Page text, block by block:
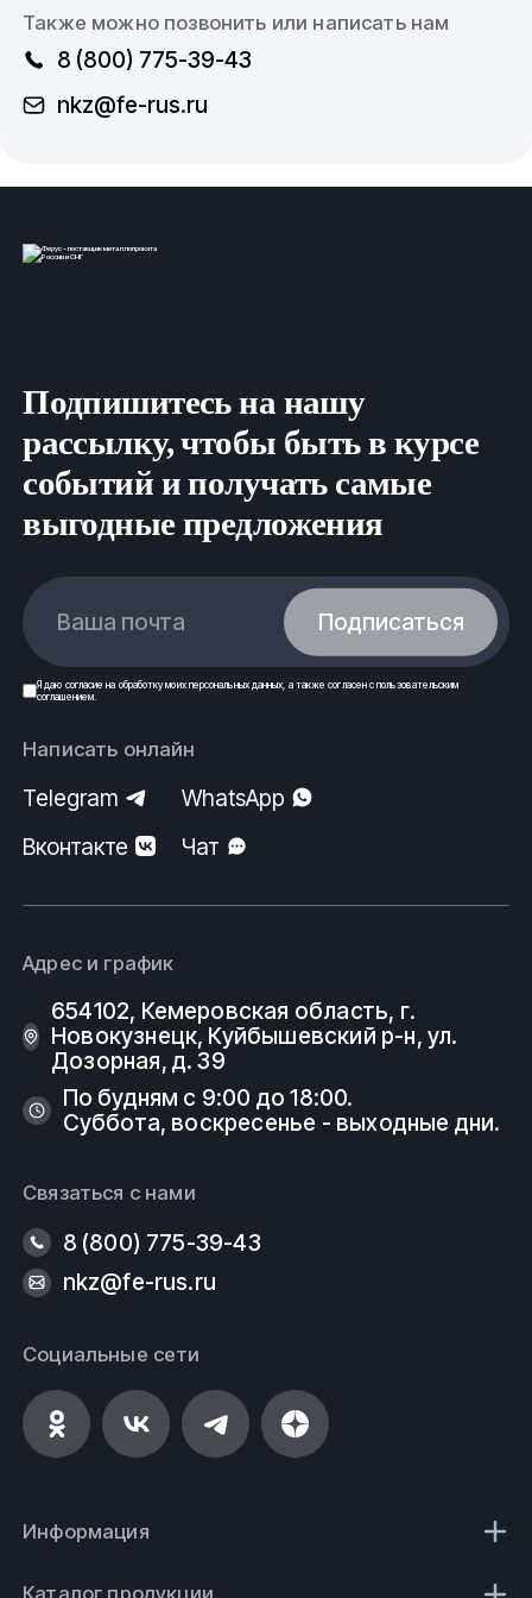
Также можно позвонить или написать нам
8 (800) 775-39-43
nkz@fe-rus.ru
Подпишитесь на нашу
рассылку, чтобы быть в курсе
событий и получать самые
выгодные предложения
Ваша почта Подписаться
Я даю согласие на обработку моих персональных данных , а также согласен спользовательским
соглашением.
Написать онлайн
Telegram
WhatsApp
Вконтакте
Чат
Адрес и график
654102, Кемеровская область, г.
Новокузнецк, Куйбышевский р-н, ул.
Дозорная, д. 39
По будням с 9:00 до 18:00.
Суббота, воскресенье - выходные дни.
Связаться с нами
8 (800) 775-39-43
nkz@fe-rus.ru
Социальные сети
Информация